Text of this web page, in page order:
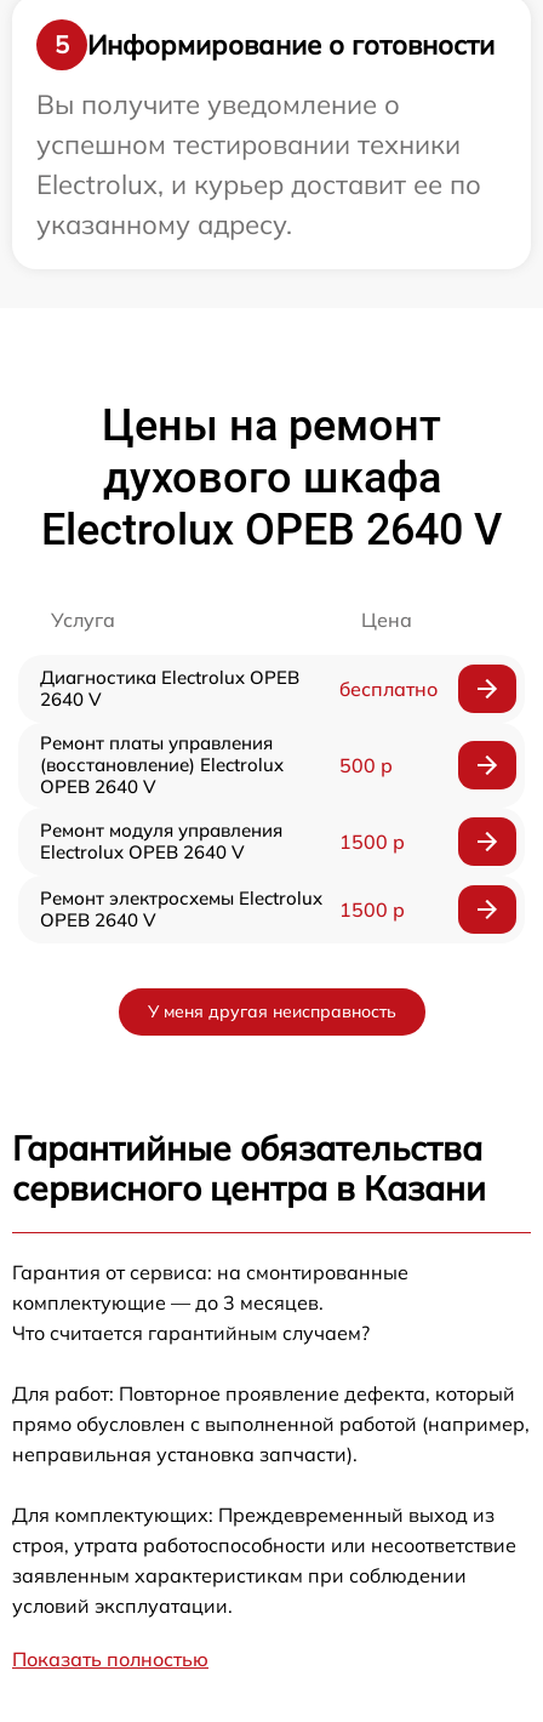
5
Информирование о готовности
Вы получите уведомление о
успешном тестировании техники
Electrolux, и курьер доставит ее по
указанному адресу.
Цены на ремонт
духового шкафа
Electrolux OPEB 2640 V
Услуга Цена
Диагностика Electrolux OPEB
2640 V
бесплатно
Ремонт платы управления
(восстановление) Electrolux
OPEB 2640 V
500 р
Ремонт модуля управления
Electrolux OPEB 2640 V
1500 р
Ремонт электросхемы Electrolux
OPEB 2640 V
1500 р
У меня другая неисправность
Гарантийные обязательства
сервисного центра в Казани
Гарантия от сервиса: на смонтированные
комплектующие — до 3 месяцев.
Что считается гарантийным случаем?
Для работ: Повторное проявление дефекта, который
прямо обусловлен с выполненной работой (например,
неправильная установка запчасти).
Для комплектующих: Преждевременный выход из
строя, утрата работоспособности или несоответствие
заявленным характеристикам при соблюдении
условий эксплуатации.
Показать полностью